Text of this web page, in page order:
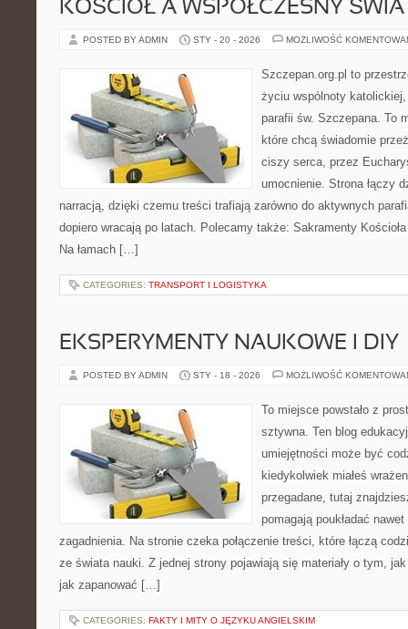
KOŚCIÓŁ A WSPÓŁCZESNY
POSTED BY ADMIN STY - 20 - 2026 MOŻLIWOŚĆ
Szczepan.org.pl to
życiu wspólnoty
parafii św. Szczepana. To
które chcą świadomie
ciszy serca, przez
umocnienie. Strona łączy
narracją, dzięki czemu treści trafiają zarówno do aktywnych
dopiero wracają po latach. Polecamy także: Sakramenty
Na łamach […]
CATEGORIES: TRANSPORT I LOGISTYKA
EKSPERYMENTY NAUKOWE I DIY
POSTED BY ADMIN STY - 18 - 2026 MOŻLIWOŚĆ
To miejsce powstało z
sztywna. Ten blog
umiejętności może być
kiedykolwiek miałeś
przegadane, tutaj
pomagają poukładać
zagadnienia. Na stronie czeka połączenie treści, które łączą
ze świata nauki. Z jednej strony pojawiają się materiały o tym,
jak zapanować […]
CATEGORIES: FAKTY I MITY O JĘZYKU ANGIELSKIM